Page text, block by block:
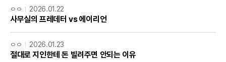
ㅇㅇ 2026.01.22
사무실의 프레데터 vs 에이리언
ㅇㅇ 2026.01.23
절대로 지인한테 돈 빌려주면 안되는 이유